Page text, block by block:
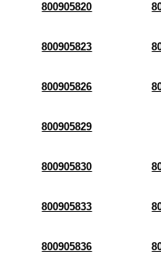
800905820
800905823
800905826
800905829
800905830
800905833
800905836